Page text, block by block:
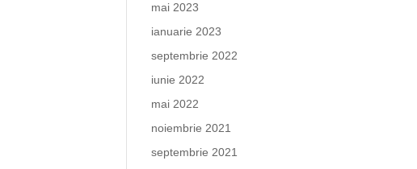
mai 2023
ianuarie 2023
septembrie 2022
iunie 2022
mai 2022
noiembrie 2021
septembrie 2021